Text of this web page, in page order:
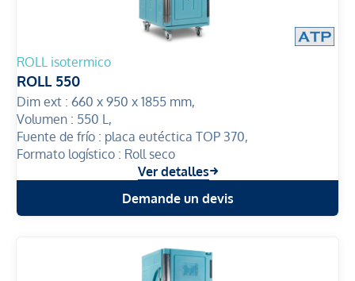
ROLL isotermico
ROLL 550
Dim ext : 660 x 950 x 1855 mm,
Volumen : 550 L,
Fuente de frío : placa eutéctica TOP 370,
Formato logístico : Roll seco
Ver detalles
Demande un devis